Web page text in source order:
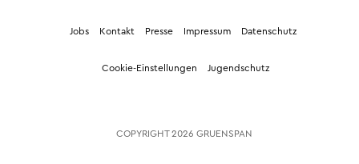
Jobs Kontakt Presse Impressum Datenschutz
Cookie-Einstellungen Jugendschutz
COPYRIGHT 2026 GRUENSPAN